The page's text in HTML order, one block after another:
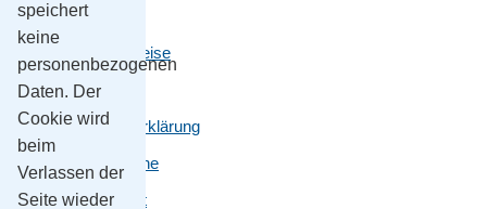
speichert
keine
personenbezogenen
Daten. Der
Cookie wird
beim
Verlassen der
Seite wieder
Kontakt & Anreise
Impressum
Datenschutzerklärung
Leichte Sprache
Barrierefreiheit